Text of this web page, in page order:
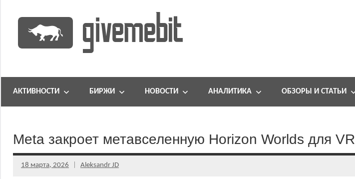
содержимому
GiveMeBit.com
портал
АКТИВНОСТИ БИРЖИ НОВОСТИ АНАЛИТИКА ОБЗОРЫ И СТАТЬИ
Meta закроет метавселенную Horizon Worlds для VR
18 марта, 2026 Aleksandr JD